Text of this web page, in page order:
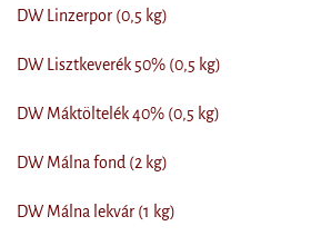
DW Linzerpor (0,5 kg)
DW Lisztkeverék 50% (0,5 kg)
DW Máktöltelék 40% (0,5 kg)
DW Málna fond (2 kg)
DW Málna lekvár (1 kg)